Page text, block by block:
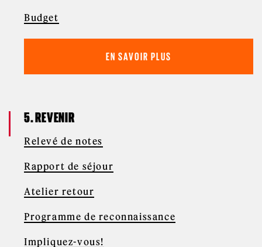
Budget
EN SAVOIR PLUS
5. REVENIR
Relevé de notes
Rapport de séjour
Atelier retour
Programme de reconnaissance
Impliquez-vous!